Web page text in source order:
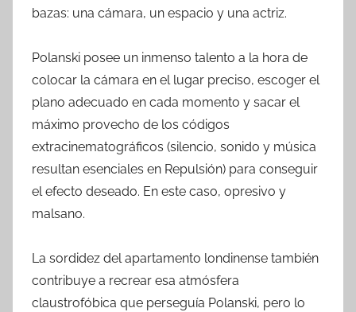
bazas: una cámara, un espacio y una actriz.
Polanski posee un inmenso talento a la hora de
colocar la cámara en el lugar preciso, escoger el
plano adecuado en cada momento y sacar el
máximo provecho de los códigos
extracinematográficos (silencio, sonido y música
resultan esenciales en Repulsión) para conseguir
el efecto deseado. En este caso, opresivo y
malsano.
La sordidez del apartamento londinense también
contribuye a recrear esa atmósfera
claustrofóbica que perseguía Polanski, pero lo